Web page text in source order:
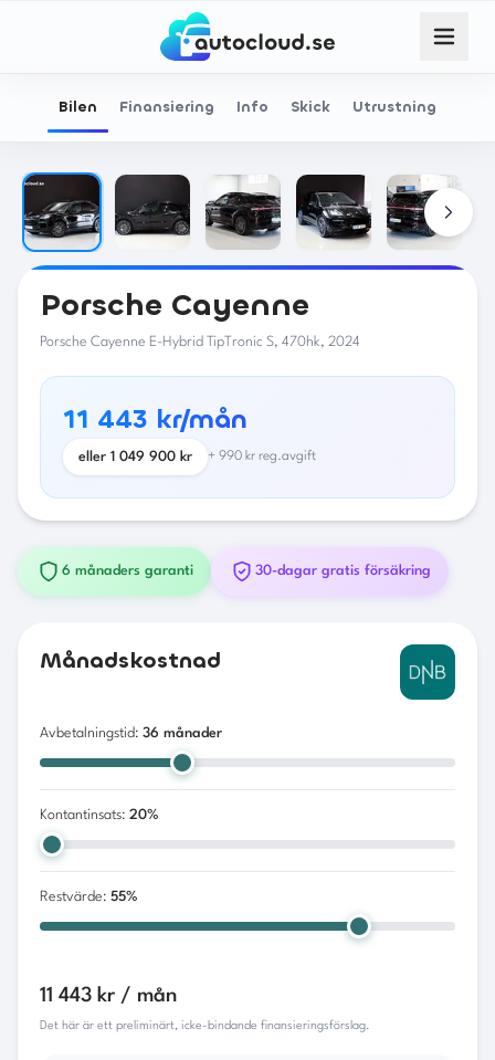
Bilen Finansiering Info Skick Utrustning
Porsche Cayenne
Porsche Cayenne E-Hybrid TipTronic S, 470hk, 2024
11 443 kr/mån
eller 1 049 900 kr + 990 kr reg.avgift
6 månaders garanti 30-dagar gratis försäkring
Månadskostnad
Avbetalningstid: 36 månader
Kontantinsats: 20%
Restvärde: 55%
11 443 kr / mån
Det här är ett preliminärt, icke-bindande finansieringsförslag.